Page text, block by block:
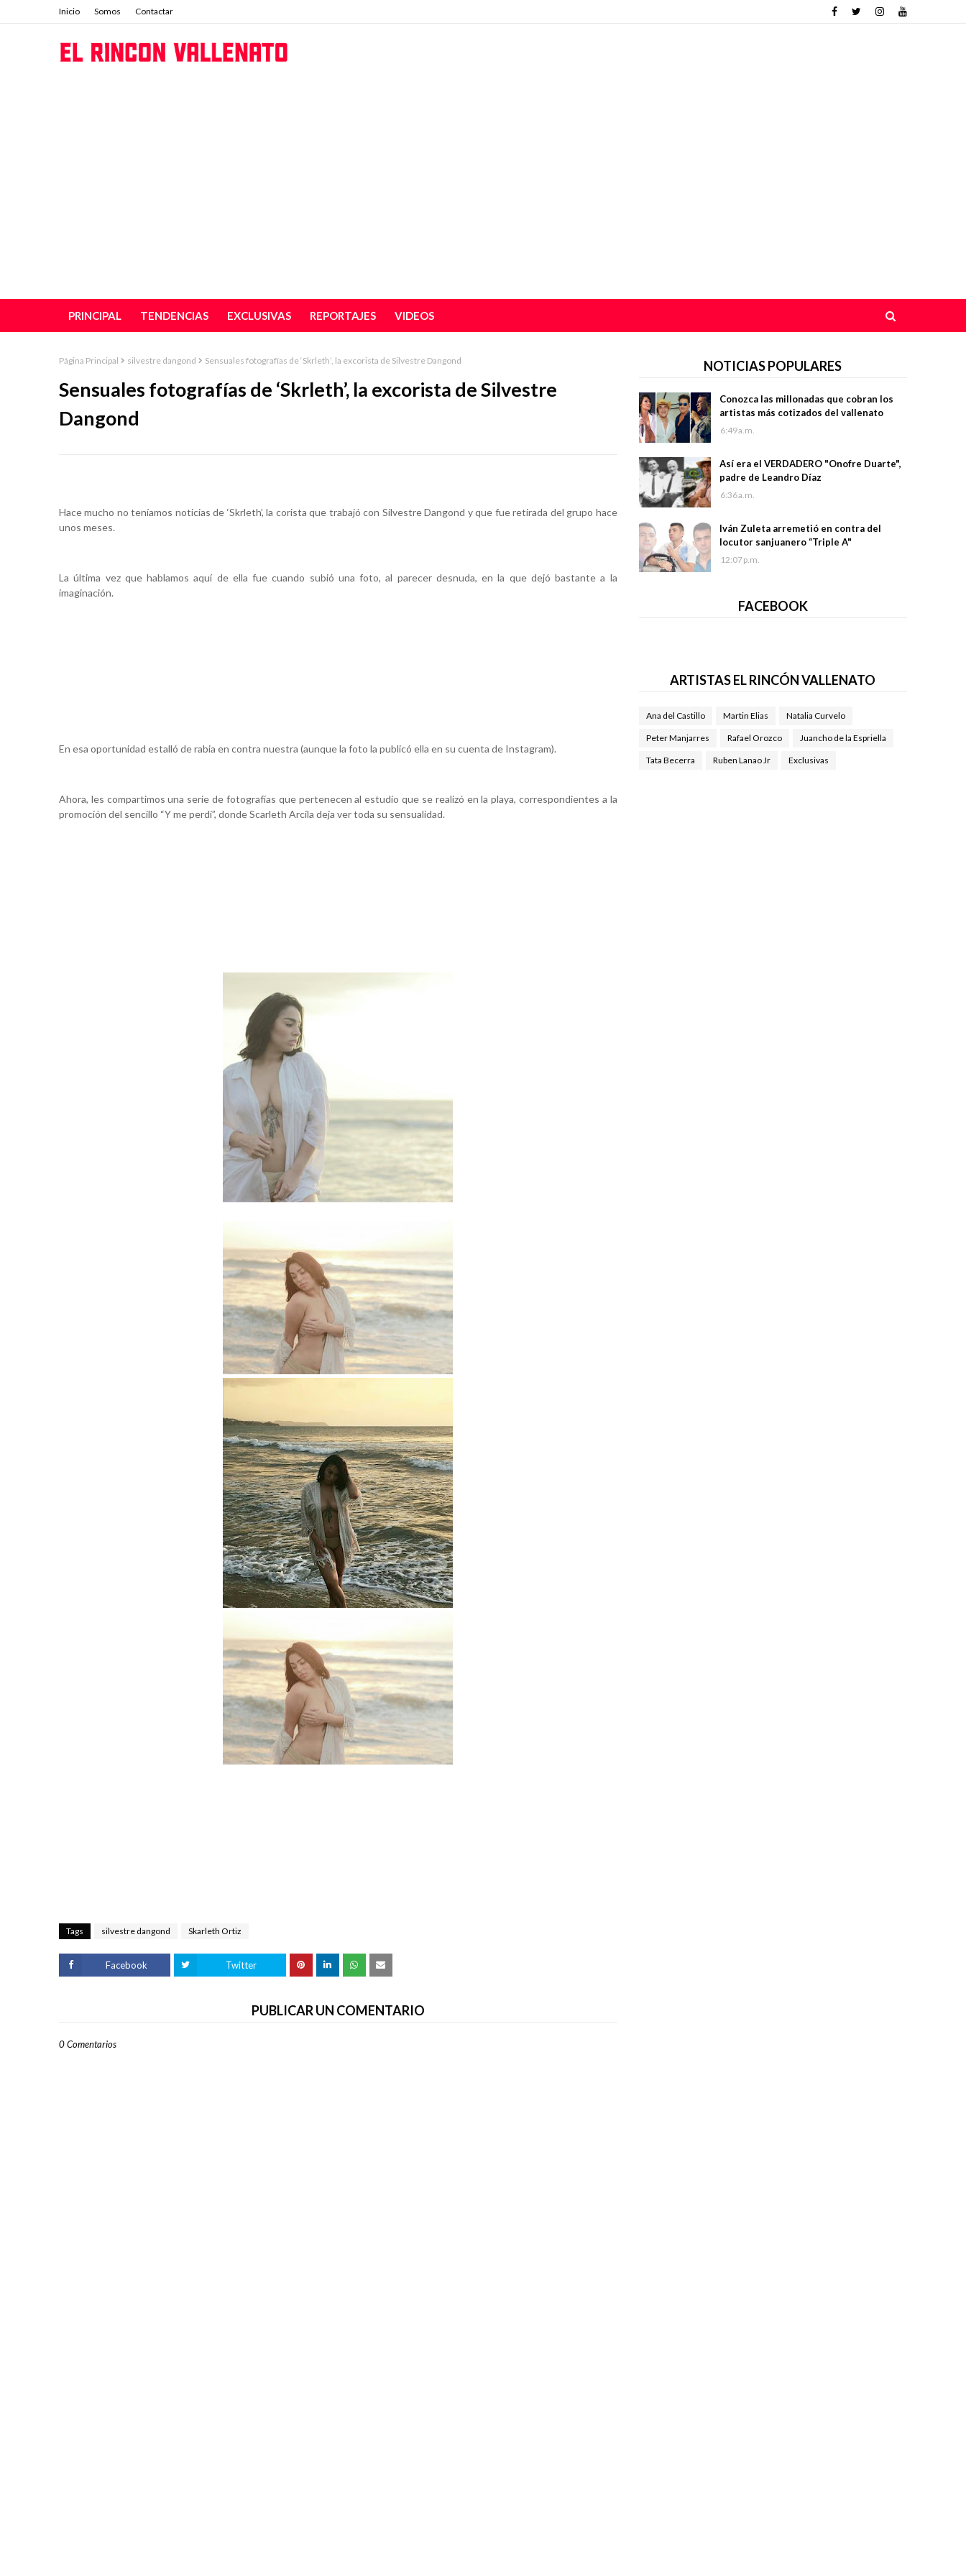
Inicio Somos Contactar
PRINCIPAL TENDENCIAS EXCLUSIVAS REPORTAJES VIDEOS
Página Principal silvestre dangond Sensuales fotografías de ‘Skrleth’, la excorista de Silvestre Dangond
Sensuales fotografías de ‘Skrleth’, la excorista de Silvestre
Dangond
Hace mucho no teníamos noticias de ‘Skrleth’, la corista que trabajó con Silvestre Dangond y que fue retirada del grupo hace
unos meses.
La última vez que hablamos aquí de ella fue cuando subió una foto, al parecer desnuda, en la que dejó bastante a la
imaginación.
En esa oportunidad estalló de rabia en contra nuestra (aunque la foto la publicó ella en su cuenta de Instagram).
Ahora, les compartimos una serie de fotografías que pertenecen al estudio que se realizó en la playa, correspondientes a la
promoción del sencillo “Y me perdí”, donde Scarleth Arcila deja ver toda su sensualidad.
Tags silvestre dangond Skarleth Ortiz
Facebook Twitter
PUBLICAR UN COMENTARIO
0 Comentarios
NOTICIAS POPULARES
Conozca las millonadas que cobran los
artistas más cotizados del vallenato
6:49 a.m.
Así era el VERDADERO "Onofre Duarte",
padre de Leandro Díaz
6:36 a.m.
Iván Zuleta arremetió en contra del
locutor sanjuanero “Triple A"
12:07 p.m.
FACEBOOK
ARTISTAS EL RINCÓN VALLENATO
Ana del Castillo Martin Elias Natalia Curvelo
Peter Manjarres Rafael Orozco Juancho de la Espriella
Tata Becerra Ruben Lanao Jr Exclusivas